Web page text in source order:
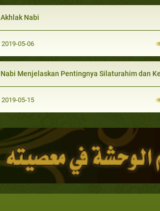
Akhlak Nabi
2019-05-06
Nabi Menjelaskan Pentingnya Silaturahim dan
2019-05-15